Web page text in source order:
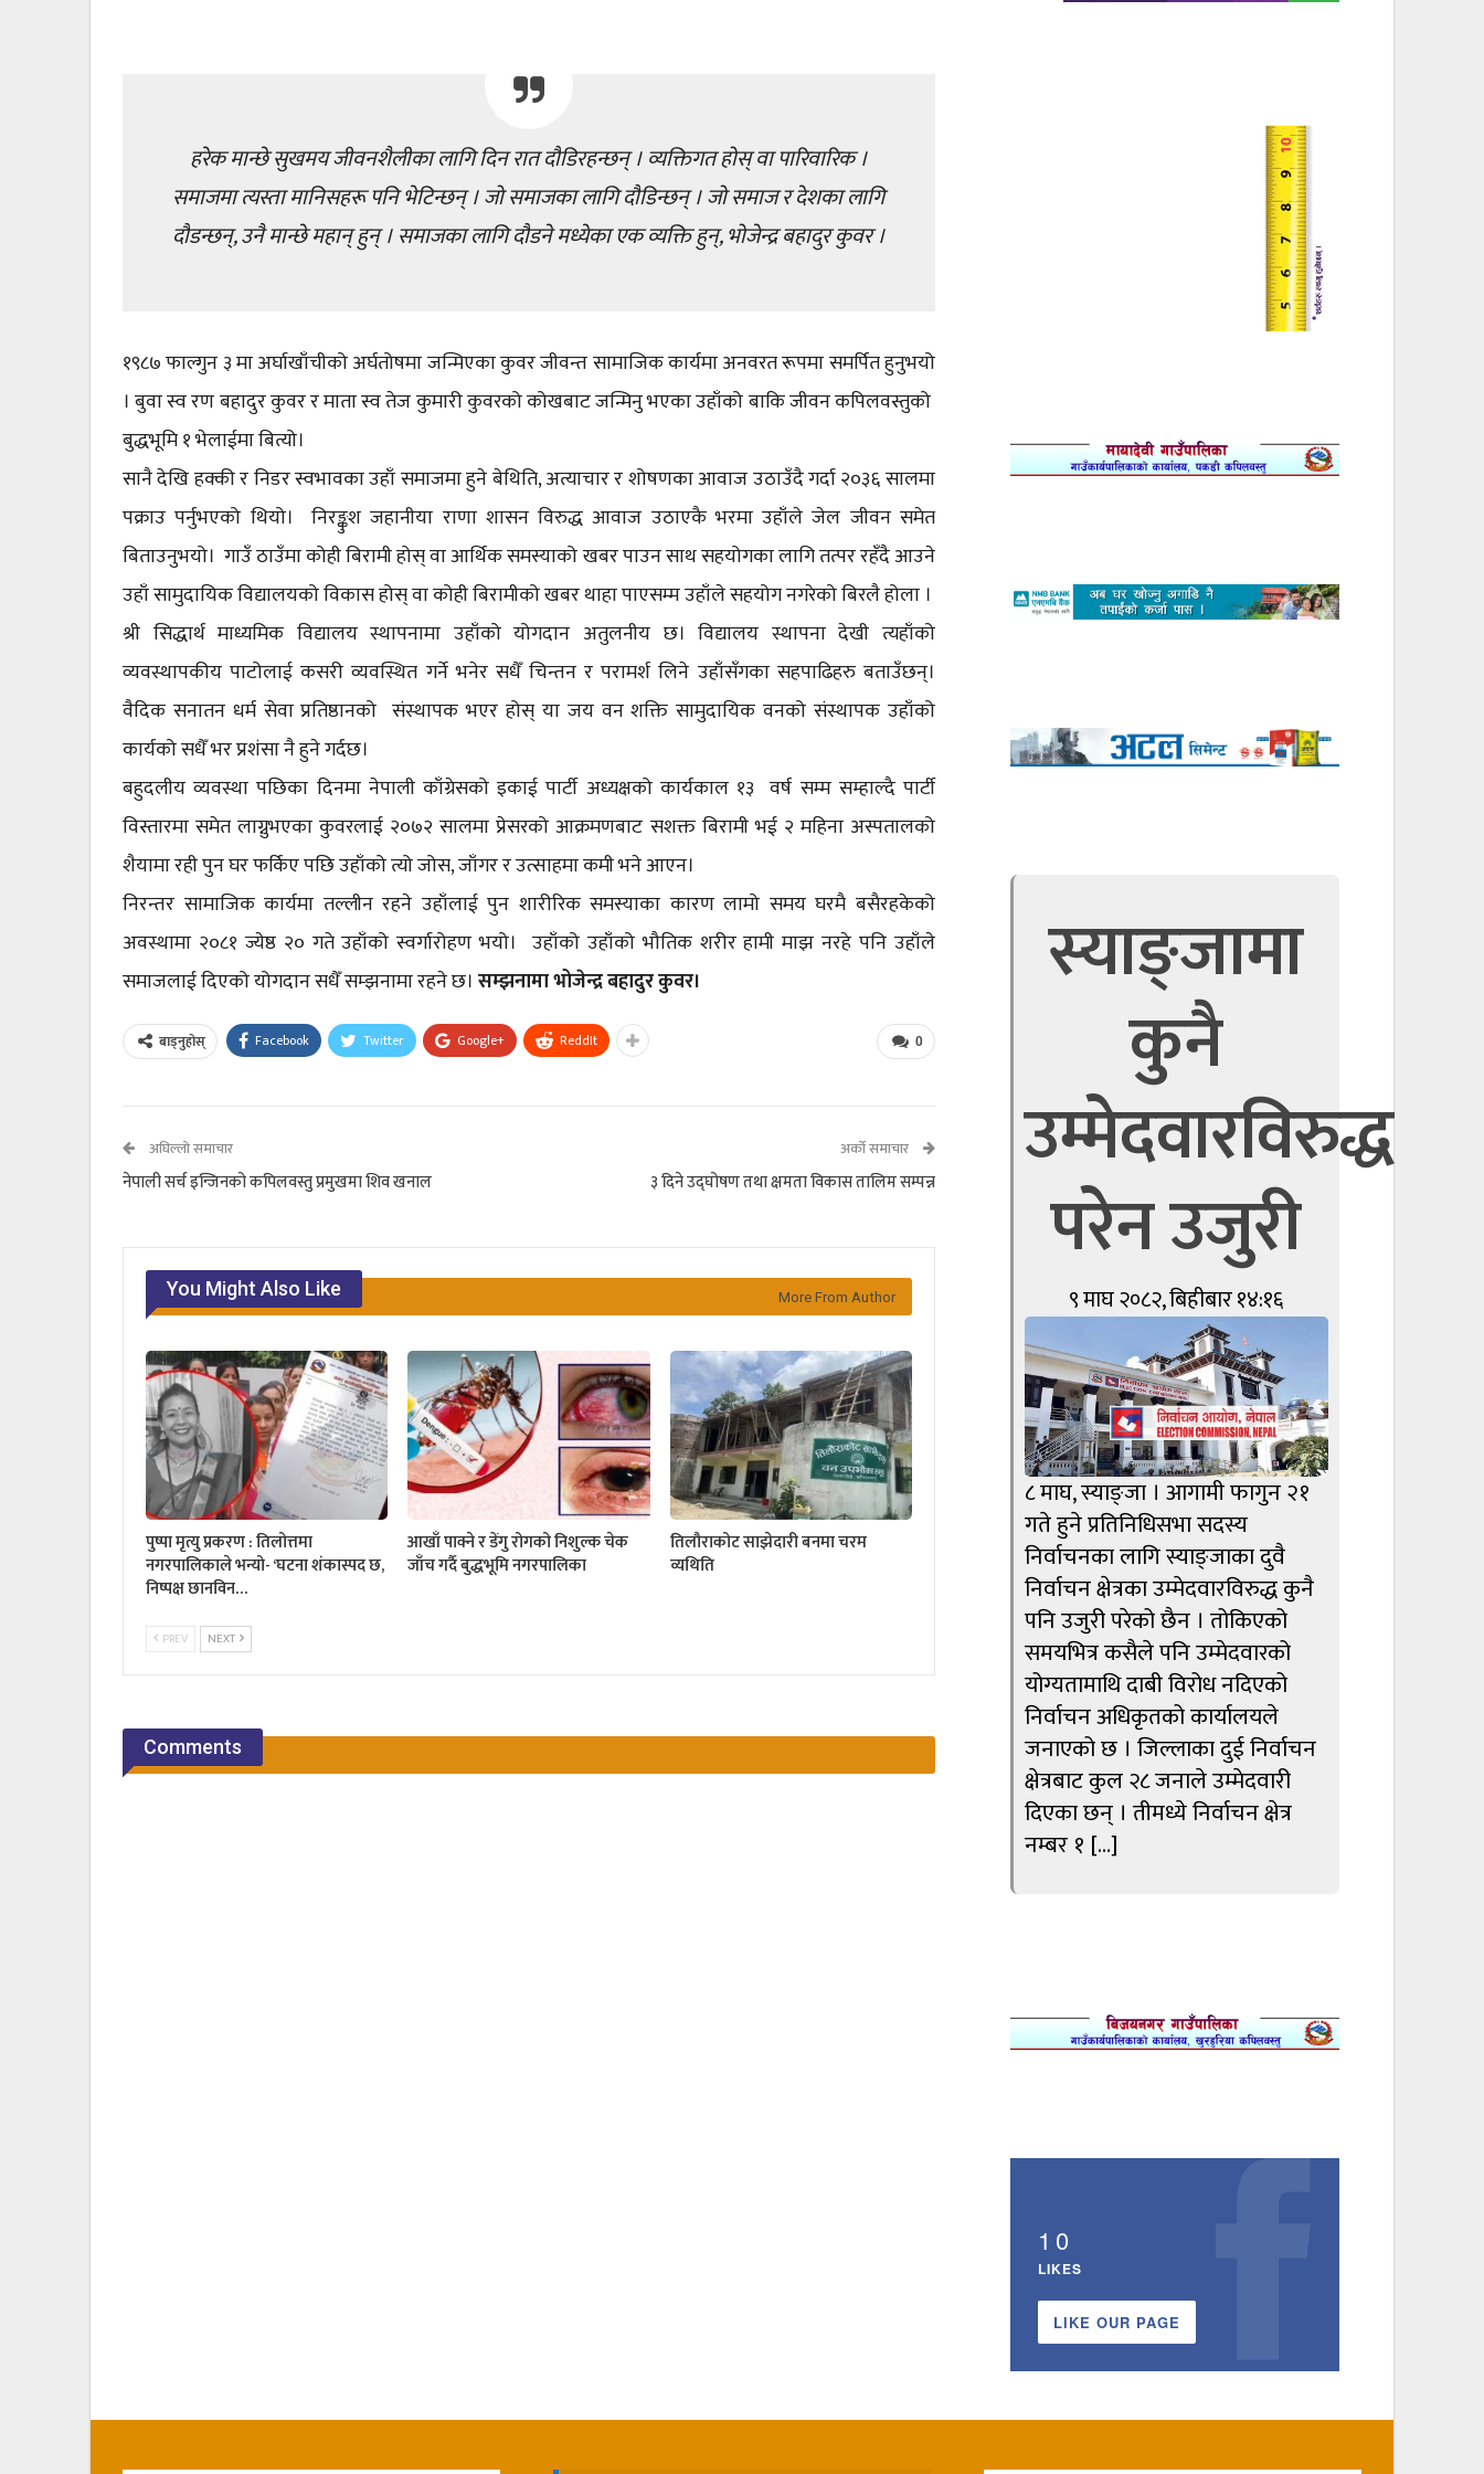
हरेक मान्छे सुखमय जीवनशैलीका लागि दिन रात दौडिरहन्छन् । व्यक्तिगत होस् वा पारिवारिक ।
समाजमा त्यस्ता मानिसहरू पनि भेटिन्छन् । जो समाजका लागि दौडिन्छन् । जो समाज र देशका लागि
दौडन्छन्, उनै मान्छे महान् हुन् । समाजका लागि दौडने मध्येका एक व्यक्ति हुन्, भोजेन्द्र बहादुर कुवर ।
१९८७ फाल्गुन ३ मा अर्घाखाँचीको अर्घतोषमा जन्मिएका कुवर जीवन्त सामाजिक कार्यमा अनवरत रूपमा समर्पित हुनुभयो
। बुवा स्व रण बहादुर कुवर र माता स्व तेज कुमारी कुवरको कोखबाट जन्मिनु भएका उहाँको बाकि जीवन कपिलवस्तुको
बुद्धभूमि १ भेलाईमा बित्यो।
सानै देखि हक्की र निडर स्वभावका उहाँ समाजमा हुने बेथिति, अत्याचार र शोषणका आवाज उठाउँदै गर्दा २०३६ सालमा
पक्राउ पर्नुभएको थियो। निरङ्कुश जहानीया राणा शासन विरुद्ध आवाज उठाएकै भरमा उहाँले जेल जीवन समेत
बिताउनुभयो। गाउँ ठाउँमा कोही बिरामी होस् वा आर्थिक समस्याको खबर पाउन साथ सहयोगका लागि तत्पर रहँदै आउने
उहाँ सामुदायिक विद्यालयको विकास होस् वा कोही बिरामीको खबर थाहा पाएसम्म उहाँले सहयोग नगरेको बिरलै होला ।
श्री सिद्धार्थ माध्यमिक विद्यालय स्थापनामा उहाँको योगदान अतुलनीय छ। विद्यालय स्थापना देखी त्यहाँको
व्यवस्थापकीय पाटोलाई कसरी व्यवस्थित गर्ने भनेर सधैँ चिन्तन र परामर्श लिने उहाँसँगका सहपाढिहरु बताउँछन्।
वैदिक सनातन धर्म सेवा प्रतिष्ठानको संस्थापक भएर होस् या जय वन शक्ति सामुदायिक वनको संस्थापक उहाँको
कार्यको सधैँ भर प्रशंसा नै हुने गर्दछ।
बहुदलीय व्यवस्था पछिका दिनमा नेपाली काँग्रेसको इकाई पार्टी अध्यक्षको कार्यकाल १३ वर्ष सम्म सम्हाल्दै पार्टी
विस्तारमा समेत लाग्नुभएका कुवरलाई २०७२ सालमा प्रेसरको आक्रमणबाट सशक्त बिरामी भई २ महिना अस्पतालको
शैयामा रही पुन घर फर्किए पछि उहाँको त्यो जोस, जाँगर र उत्साहमा कमी भने आएन।
निरन्तर सामाजिक कार्यमा तल्लीन रहने उहाँलाई पुन शारीरिक समस्याका कारण लामो समय घरमै बसैरहकेको
अवस्थामा २०८१ ज्येष्ठ २० गते उहाँको स्वर्गारोहण भयो। उहाँको उहाँको भौतिक शरीर हामी माझ नरहे पनि उहाँले
समाजलाई दिएको योगदान सधैँ सम्झनामा रहने छ। सम्झनामा भोजेन्द्र बहादुर कुवर।
0
बाड्नुहोस् Facebook Twitter Google+ ReddIt
अघिल्लो समाचार
नेपाली सर्च इन्जिनको कपिलवस्तु प्रमुखमा शिव खनाल
अर्को समाचार
३ दिने उद्घोषण तथा क्षमता विकास तालिम सम्पन्न
You Might Also Like More From Author
पुष्पा मृत्यु प्रकरण : तिलोत्तमा
नगरपालिकाले भन्यो- ‘घटना शंकास्पद छ,
निष्पक्ष छानविन…
आखाँ पाक्ने र डेंगु रोगको निशुल्क चेक
जाँच गर्दै बुद्धभूमि नगरपालिका
तिलौराकोट साझेदारी बनमा चरम
व्यथिति
PREV NEXT
Comments
स्याङ्जामा
कुनै
उम्मेदवारविरुद्ध
परेन उजुरी
९ माघ २०८२, बिहीबार १४:१६
८ माघ, स्याङ्जा । आगामी फागुन २१
गते हुने प्रतिनिधिसभा सदस्य
निर्वाचनका लागि स्याङ्जाका दुवै
निर्वाचन क्षेत्रका उम्मेदवारविरुद्ध कुनै
पनि उजुरी परेको छैन । तोकिएको
समयभित्र कसैले पनि उम्मेदवारको
योग्यतामाथि दाबी विरोध नदिएको
निर्वाचन अधिकृतको कार्यालयले
जनाएको छ । जिल्लाका दुई निर्वाचन
क्षेत्रबाट कुल २८ जनाले उम्मेदवारी
दिएका छन् । तीमध्ये निर्वाचन क्षेत्र
नम्बर १ […]
10
LIKES
LIKE OUR PAGE